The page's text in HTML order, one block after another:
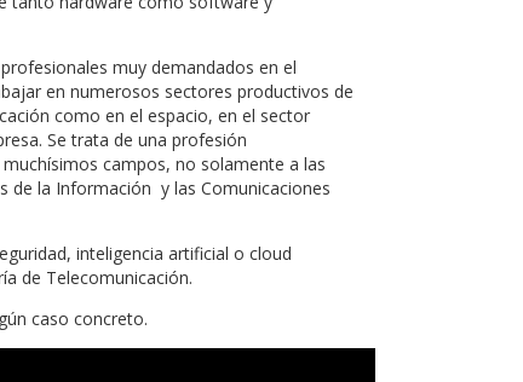
muy demandados en el
en numerosos sectores productivos de
como en el espacio, en el sector
Se trata de una profesión
campos, no solamente a las
de la Información y las Comunicaciones
inteligencia artificial o cloud
de Telecomunicación.
caso concreto.